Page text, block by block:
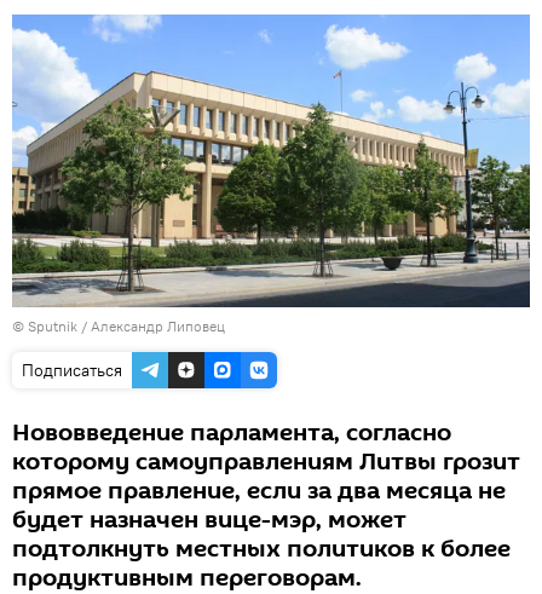
© Sputnik / Александр Липовец
Подписаться
Нововведение парламента, согласно
которому самоуправлениям Литвы грозит
прямое правление, если за два месяца не
будет назначен вице-мэр, может
подтолкнуть местных политиков к более
продуктивным переговорам.